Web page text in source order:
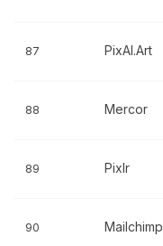
87 PixAI.Art
88 Mercor
89 Pixlr
90 Mailchimp